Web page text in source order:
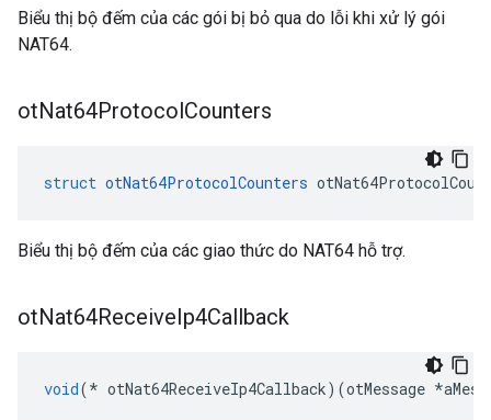
Biểu thị bộ đếm của các gói bị bỏ qua do lỗi khi xử lý gói
NAT64.
otNat64ProtocolCounters
struct otNat64ProtocolCounters
Biểu thị bộ đếm của các giao thức do NAT64 hỗ trợ.
otNat64ReceiveIp4Callback
void(* otNat64ReceiveIp4Callback)(otMessage *